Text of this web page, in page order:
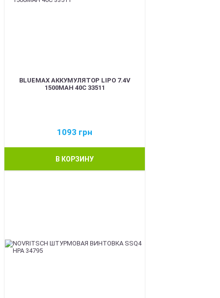
BLUEMAX АККУМУЛЯТОР LIPO 7.4V
1500MAH 40C 33511
1093 грн
В КОРЗИНУ